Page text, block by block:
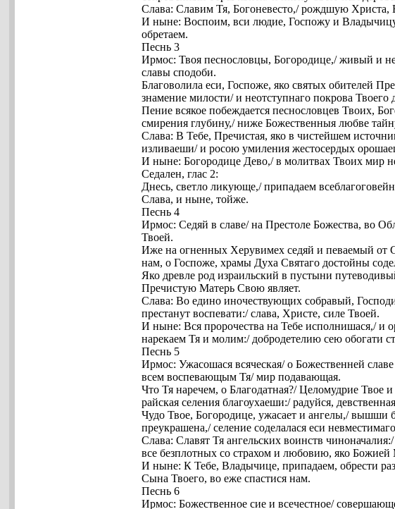
Слава: Славим Тя, Богоневесто,/ рождшую
И ныне: Воспоим, вси людие, Госпожу и
обретаем.
Песнь 3
Ирмос: Твоя песнословцы, Богородице,/ живый и
славы сподоби.
Благоволила еси, Госпоже, яко святых обителей
знамение милости/ и неотступнаго покрова Твоего
Пение всякое побеждается песнословцев Твоих,
смирения глубину,/ ниже Божественныя любве
Слава: В Тебе, Пречистая, яко в чистейшем
изливаеши/ и росою умиления жестосердых
И ныне: Богородице Дево,/ в молитвах Твоих мир
Седален, глас 2:
Днесь, светло ликующе,/ припадаем
Слава, и ныне, тойже.
Песнь 4
Ирмос: Седяй в славе/ на Престоле Божества, во
Твоей.
Иже на огненных Херувимех седяй и певаемый от
нам, о Госпоже, храмы Духа Святаго достойны
Яко древле род израильский в пустыни
Пречистую Матерь Свою являет.
Слава: Во едино иночествующих собравый,
престанут воспевати:/ слава, Христе, силе Твоей.
И ныне: Вся пророчества на Тебе исполнишася,/
нарекаем Тя и молим:/ добродетелию сею обогати
Песнь 5
Ирмос: Ужасошася всяческая/ о Божественней
всем воспевающым Тя/ мир подавающая.
Что Тя наречем, о Благодатная?/ Целомудрие Твое
райская селения благоухаеши:/ радуйся,
Чудо Твое, Богородице, ужасает и ангелы,/ вышши
преукрашена,/ селение соделалася еси
Слава: Славят Тя ангельских воинств
все безплотных со страхом и любовию, яко Божией
И ныне: К Тебе, Владычице, припадаем, обрести
Сына Твоего, во еже спастися нам.
Песнь 6
Ирмос: Божественное сие и всечестное/